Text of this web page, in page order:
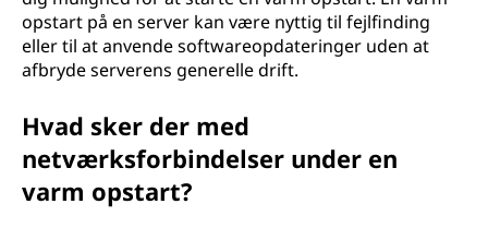
opstart på en server kan være nyttig til fejlfinding
eller til at anvende softwareopdateringer uden at
afbryde serverens generelle drift.
Hvad sker der med
netværksforbindelser under en
varm opstart?